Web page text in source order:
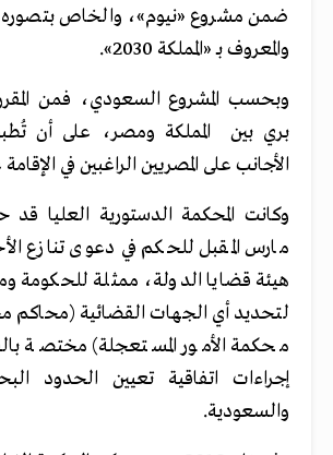
ضمن مشروع «نيوم»، والخاص بتصوره
والمعروف بـ «المملكة 2030».
وبحسب المشروع السعودي، فمن
بري بين المملكة ومصر، على أن
الأجانب على المصريين الراغبين في
مارس المقبل للحكم في دعوى تنازع
هيئة قضايا الدولة، ممثلة للحكومة
لتحديد أي الجهات القضائية (محاكم
محكمة الأمور المستعجلة) مختصة
إجراءات اتفاقية تعيين الحدود
والسعودية.